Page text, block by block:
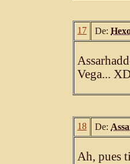
17 De:
Vega...
18 De:
Ah, pues